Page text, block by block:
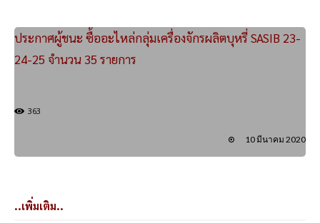
ประกาศผู้ชนะ ซื้ออะไหล่กลุ่มเครื่องจักรผลิตบุหรี่ SASIB 23-
24-25 จำนวน 35 รายการ
363
10 มีนาคม 2020
..เพิ่มเติม..